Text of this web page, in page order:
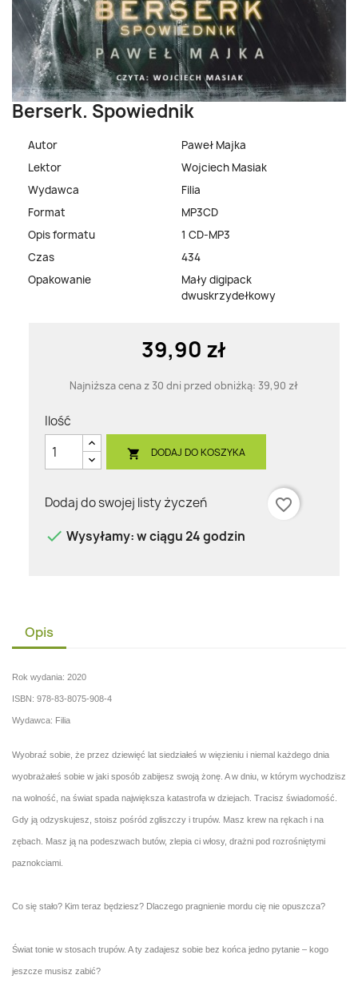
Berserk. Spowiednik
Autor
Paweł Majka
Lektor
Wojciech Masiak
Wydawca
Filia
Format
MP3CD
Opis formatu
1 CD-MP3
Czas
434
Opakowanie
Mały digipack
dwuskrzydełkowy
39,90 zł
Najniższa cena z 30 dni przed obniżką: 39,90 zł
Ilość
 DODAJ DO KOSZYKA
Dodaj do swojej listy życzeń
favorite_border
 Wysyłamy: w ciągu 24 godzin
Opis
Rok wydania: 2020
ISBN: 978-83-8075-908-4
Wydawca: Filia
Wyobraź sobie, że przez dziewięć lat siedziałeś w więzieniu i niemal każdego dnia
wyobrażałeś sobie w jaki sposób zabijesz swoją żonę. A w dniu, w którym wychodzisz
na wolność, na świat spada największa katastrofa w dziejach. Tracisz świadomość.
Gdy ją odzyskujesz, stoisz pośród zgliszczy i trupów. Masz krew na rękach i na
zębach. Masz ją na podeszwach butów, zlepia ci włosy, drażni pod rozrośniętymi
paznokciami.
Co się stało? Kim teraz będziesz? Dlaczego pragnienie mordu cię nie opuszcza?
Świat tonie w stosach trupów. A ty zadajesz sobie bez końca jedno pytanie – kogo
jeszcze musisz zabić?